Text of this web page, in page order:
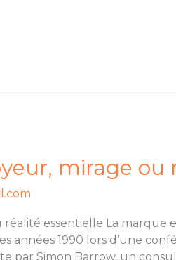
mirage ou
réalité essentielle La
années 1990 lors d’une
par Simon Barrow, un